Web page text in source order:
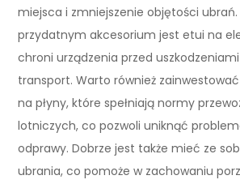
miejsca i zmniejszenie objętości
przydatnym akcesorium jest etui na
chroni urządzenia przed
transport. Warto również
na płyny, które spełniają normy
lotniczych, co pozwoli uniknąć
odprawy. Dobrze jest także mieć ze
ubrania, co pomoże w zachowaniu